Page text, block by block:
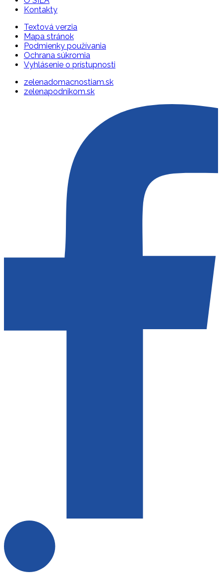
Kontakty
Textová verzia
Mapa stránok
Podmienky používania
Ochrana súkromia
Vyhlásenie o prístupnosti
zelenadomacnostiam.sk
zelenapodnikom.sk